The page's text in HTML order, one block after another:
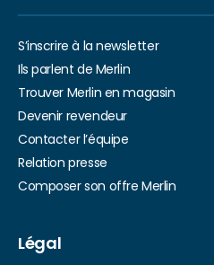
S’inscrire à la newsletter
Ils parlent de Merlin
Trouver Merlin en magasin
Devenir revendeur
Contacter l’équipe
Relation presse
Composer son offre Merlin
Légal